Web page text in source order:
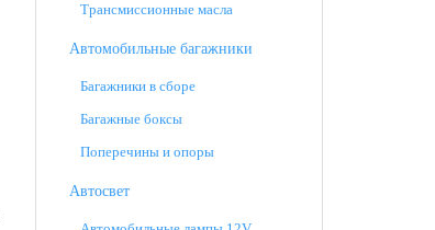
Трансмиссионные масла
Автомобильные багажники
Багажники в сборе
Багажные боксы
Поперечины и опоры
Автосвет